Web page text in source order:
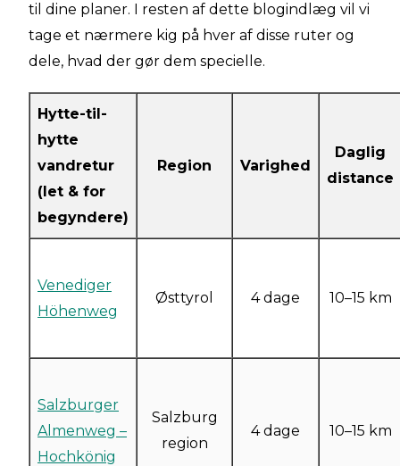
til dine planer. I resten af dette blogindlæg vil vi
tage et nærmere kig på hver af disse ruter og
dele, hvad der gør dem specielle.
Hytte-til-
hytte
vandretur
(let & for
begyndere)
Region Varighed
Daglig
distance
Venediger
Höhenweg
Østtyrol 4 dage 10–15 km
Salzburger
Almenweg –
Hochkönig
Salzburg
region
4 dage 10–15 km